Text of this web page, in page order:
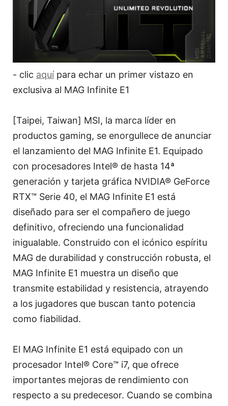
- clic aquípara echar un primer vistazo en
exclusiva al MAG Infinite E1
[Taipei, Taiwan] MSI, la marca líder en
productos gaming, se enorgullece de anunciar
el lanzamiento del MAG Infinite E1. Equipado
con procesadores Intel® de hasta 14ª
generación y tarjeta gráfica NVIDIA® GeForce
RTX™ Serie 40, el MAG Infinite E1 está
diseñado para ser el compañero de juego
definitivo, ofreciendo una funcionalidad
inigualable. Construido con el icónico espíritu
MAG de durabilidad y construcción robusta, el
MAG Infinite E1 muestra un diseño que
transmite estabilidad y resistencia, atrayendo
a los jugadores que buscan tanto potencia
como fiabilidad.
El MAG Infinite E1 está equipado con un
procesador Intel® Core™ i7, que ofrece
importantes mejoras de rendimiento con
respecto a su predecesor. Cuando se combina